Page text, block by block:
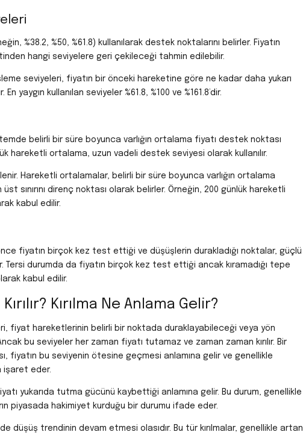
%38.2, %50, %61.8) kullanılarak destek noktalarını belirler. Fiyatın
hangi seviyelere geri çekileceği tahmin edilebilir.
seviyeleri, fiyatın bir önceki hareketine göre ne kadar daha yukarı
yaygın kullanılan seviyeler %61.8, %100 ve %161.8’dir.
belirli bir süre boyunca varlığın ortalama fiyatı destek noktası
hareketli ortalama, uzun vadeli destek seviyesi olarak kullanılır.
Hareketli ortalamalar, belirli bir süre boyunca varlığın ortalama
sınırını direnç noktası olarak belirler. Örneğin, 200 günlük hareketli
kabul edilir.
fiyatın birçok kez test ettiği ve düşüşlerin durakladığı noktalar, güçlü
durumda da fiyatın birçok kez test ettiği ancak kıramadığı tepe
kabul edilir.
Kırılma Ne Anlama Gelir?
fiyat hareketlerinin belirli bir noktada duraklayabileceği veya yön
bu seviyeler her zaman fiyatı tutamaz ve zaman zaman kırılır. Bir
fiyatın bu seviyenin ötesine geçmesi anlamına gelir ve genellikle
işaret eder.
fiyatı yukarıda tutma gücünü kaybettiği anlamına gelir. Bu durum, genellikle
piyasada hakimiyet kurduğu bir durumu ifade eder.
düşüş trendinin devam etmesi olasıdır. Bu tür kırılmalar, genellikle artan